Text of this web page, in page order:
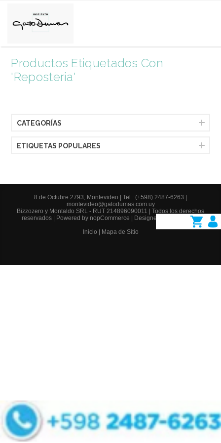
Productos Etiquetados Con
'reposteria'
CATEGORÍAS
ETIQUETAS POPULARES
8 de Octubre 2793, Montevideo | Tel.: (+598) 2487-6263
montevideo@gatodumas.com.uy
Bizzozero y Montaldo SRL - RUT 214896090011 | Todos los derechos
reservados | Powered by nopCommerce | Designed by
AgileWorks
Inicio
Mapa de Sitio